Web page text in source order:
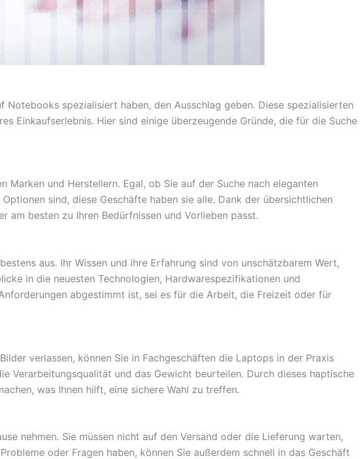
spezialisiert haben, den Ausschlag geben. Diese spezialisierten
Einkaufserlebnis. Hier sind einige überzeugende Gründe, die für die Suche
und Herstellern. Egal, ob Sie auf der Suche nach eleganten
sind, diese Geschäfte haben sie alle. Dank der übersichtlichen
am besten zu Ihren Bedürfnissen und Vorlieben passt.
aus. Ihr Wissen und ihre Erfahrung sind von unschätzbarem Wert,
in die neuesten Technologien, Hardwarespezifikationen und
abgestimmt ist, sei es für die Arbeit, die Freizeit oder für
verlassen, können Sie in Fachgeschäften die Laptops in der Praxis
Verarbeitungsqualität und das Gewicht beurteilen. Durch dieses haptische
was Ihnen hilft, eine sichere Wahl zu treffen.
nehmen. Sie müssen nicht auf den Versand oder die Lieferung warten,
oder Fragen haben, können Sie außerdem schnell in das Geschäft